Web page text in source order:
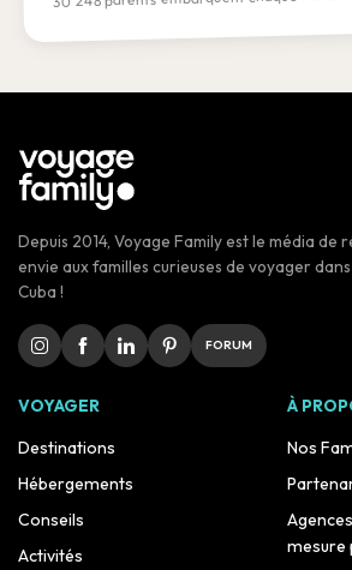
Depuis 2014, Voyage Family est le média de
envie aux familles curieuses de voyager
Cuba !
FORUM
VOYAGER
Destinations
Hébergements
Conseils
Activités
À
Nos
mesure